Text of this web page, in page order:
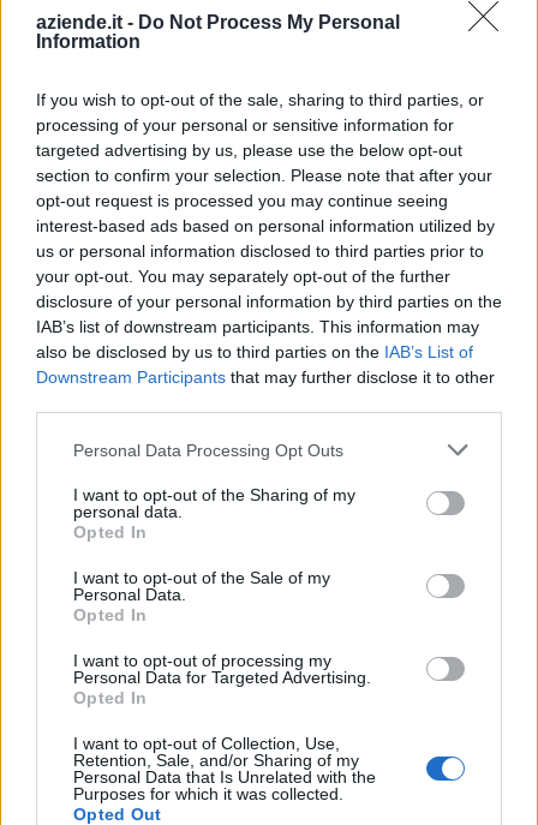
aziende.it - Do Not Process My Personal
Information
If you wish to opt-out of the sale, sharing to third parties, or
processing of your personal or sensitive information for
targeted advertising by us, please use the below opt-out
section to confirm your selection. Please note that after your
opt-out request is processed you may continue seeing
interest-based ads based on personal information utilized by
us or personal information disclosed to third parties prior to
your opt-out. You may separately opt-out of the further
disclosure of your personal information by third parties on the
IAB’s list of downstream participants. This information may
also be disclosed by us to third parties on the IAB’s List of
Downstream Participants that may further disclose it to other
Personal Data Processing Opt Outs
I want to opt-out of the Sharing of my
personal data.
Opted In
I want to opt-out of the Sale of my
Personal Data.
Opted In
I want to opt-out of processing my
Personal Data for Targeted Advertising.
Opted In
I want to opt-out of Collection, Use,
Retention, Sale, and/or Sharing of my
Personal Data that Is Unrelated with the
Purposes for which it was collected.
Opted Out
Camerino (121)
Castelraimondo (75)
Castelsantangelo sul Nera (3)
Cessapalombo (6)
Cingoli (147)
Civitanova Marche (1285)
Colmurano (32)
Corridonia (436)
Fiastra (10)
Poggio San Vicino (1)
Gagliole (13)
Loro Piceno (46)
Macerata (1016)
Matelica (206)
Mogliano (80)